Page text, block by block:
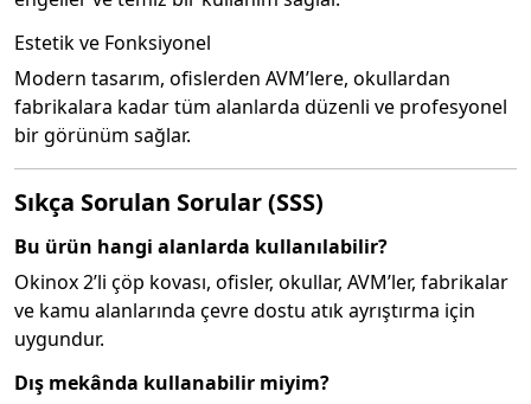
Estetik ve Fonksiyonel
Modern tasarım, ofislerden AVM’lere, okullardan
fabrikalara kadar tüm alanlarda düzenli ve profesyonel
bir görünüm sağlar.
Sıkça Sorulan Sorular (SSS)
Bu ürün hangi alanlarda kullanılabilir?
Okinox 2’li çöp kovası, ofisler, okullar, AVM’ler, fabrikalar
ve kamu alanlarında çevre dostu atık ayrıştırma için
uygundur.
Dış mekânda kullanabilir miyim?